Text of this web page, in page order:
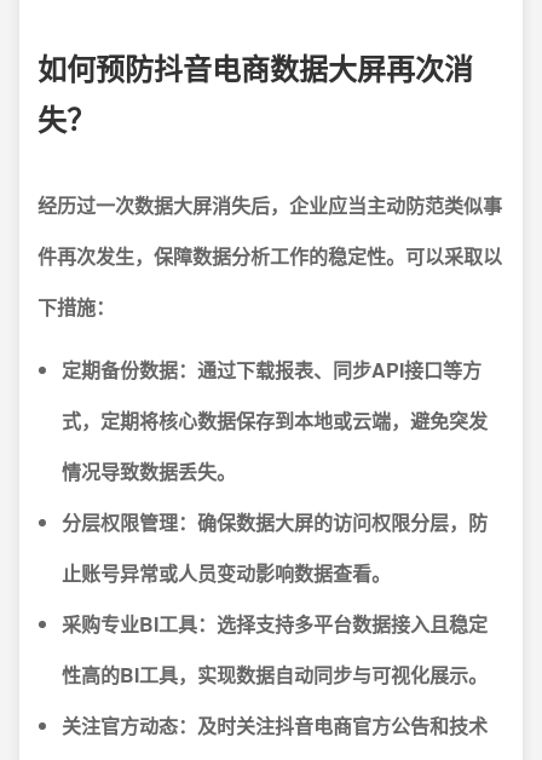
如何预防抖音电商数据大屏再次消
失？
经历过一次数据大屏消失后，企业应当主动防范类似事
件再次发生，保障数据分析工作的稳定性。可以采取以
下措施：
定期备份数据： 通过下载报表、同步API接口等方
式，定期将核心数据保存到本地或云端，避免突发
情况导致数据丢失。
分层权限管理： 确保数据大屏的访问权限分层，防
止账号异常或人员变动影响数据查看。
采购专业BI工具： 选择支持多平台数据接入且稳定
性高的BI工具，实现数据自动同步与可视化展示。
关注官方动态： 及时关注抖音电商官方公告和技术